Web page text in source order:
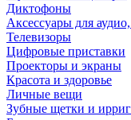
Диктофоны
Аксессуары для
Телевизоры
Цифровые приставки
Проекторы и экраны
Красота и здоровье
Личные вещи
Зубные щетки и